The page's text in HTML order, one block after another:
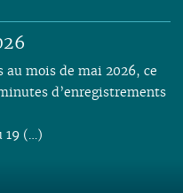
mois de mai 2026, ce
d’enregistrements
19 (…)